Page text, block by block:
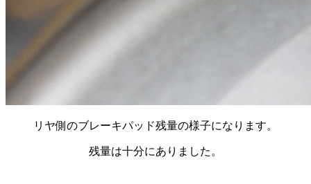
リヤ側のブレーキパッド残量の様子になります。
残量は十分にありました。